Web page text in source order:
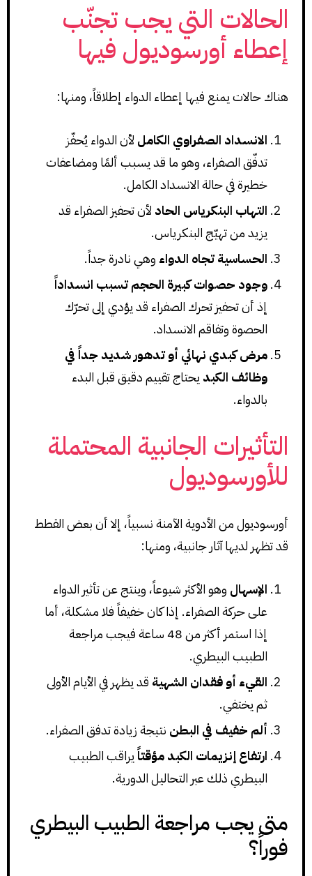
الحالات التي يجب تجنّب
إعطاء أورسوديول فيها
هناك حالات يمنع فيها إعطاء الدواء إطلاقاً، ومنها:
الانسداد الصفراوي الكامل لأن الدواء يُحفّز
تدفّق الصفراء، وهو ما قد يسبب ألمًا ومضاعفات
خطيرة في حالة الانسداد الكامل.
التهاب البنكرياس الحاد لأن تحفيز الصفراء قد
يزيد من تهيّج البنكرياس.
الحساسية تجاه الدواء وهي نادرة جداً.
وجود حصوات كبيرة الحجم تسبب انسداداً
إذ أن تحفيز تحرك الصفراء قد يؤدي إلى تحرّك
الحصوة وتفاقم الانسداد.
مرض كبدي نهائي أو تدهور شديد جداً في
وظائف الكبد يحتاج تقييم دقيق قبل البدء
بالدواء.
التأثيرات الجانبية المحتملة
للأورسوديول
أورسوديول من الأدوية الآمنة نسبياً، إلا أن بعض القطط
قد تظهر لديها آثار جانبية، ومنها:
الإسهال وهو الأكثر شيوعاً، وينتج عن تأثير الدواء
على حركة الصفراء. إذا كان خفيفاً فلا مشكلة، أما
إذا استمر أكثر من 48 ساعة فيجب مراجعة
الطبيب البيطري.
القيء أو فقدان الشهية قد يظهر في الأيام الأولى
ثم يختفي.
ألم خفيف في البطن نتيجة زيادة تدفق الصفراء.
ارتفاع إنزيمات الكبد مؤقتاًيراقب الطبيب
البيطري ذلك عبر التحاليل الدورية.
متى يجب مراجعة الطبيب البيطري
فوراً؟